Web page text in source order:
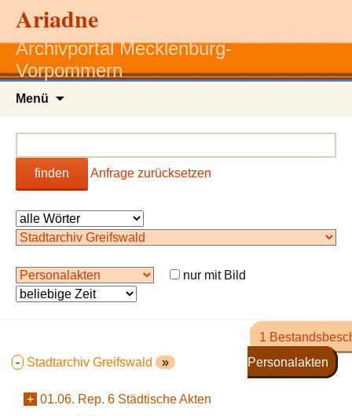
Ariadne
Archivportal Mecklenburg-
Vorpommern
Menü
finden Anfrage zurücksetzen
nur mit Bild
- Stadtarchiv Greifswald »
+ 01.06. Rep. 6 Städtische Akten
1
Personalakten